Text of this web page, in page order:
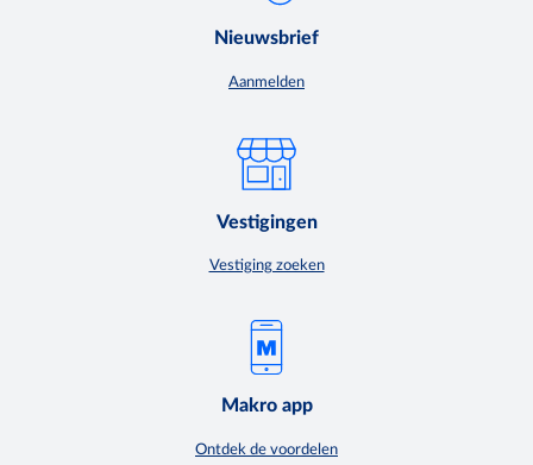
Nieuwsbrief
Aanmelden
Vestigingen
Vestiging zoeken
Makro app
Ontdek de voordelen